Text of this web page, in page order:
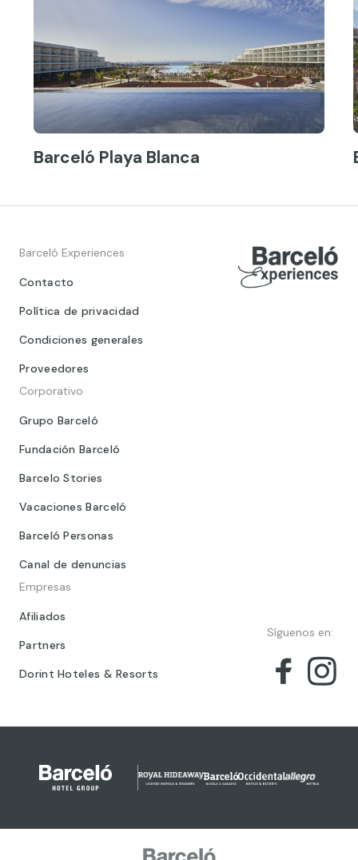
Barceló Playa Blanca
Barceló Experiences
Contacto
Política de privacidad
Condiciones generales
Proveedores
Corporativo
Grupo Barceló
Fundación Barceló
Barcelo Stories
Vacaciones Barceló
Barceló Personas
Canal de denuncias
Empresas
Afiliados
Partners
Dorint Hoteles & Resorts
Síguenos en: